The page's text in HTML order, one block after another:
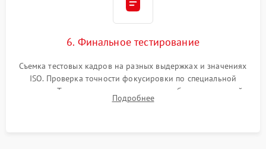
6. Финальное тестирование
Съемка тестовых кадров на разных выдержках и значениях
ISO. Проверка точности фокусировки по специальной
мишени. Тест записи на карту памяти, работы встроенной
вспышки, микрофона и всех кнопок управления.
Подробнее